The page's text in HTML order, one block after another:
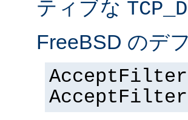
ティブな
FreeBSD のデ